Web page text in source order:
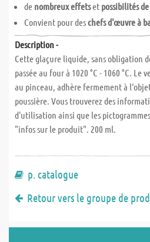
de nombreux effetset possibilités
Convient pour deschefs d'œuvre à
Description -
Cette glaçure liquide, sans obligation
passée au four à 1020 °C - 1060 °C.
au pinceau, adhère fermement à
poussière. Vous trouverez des
d'utilisation ainsi que les
"infos sur le produit". 200 ml.
p. catalogue
Retour vers le groupe de